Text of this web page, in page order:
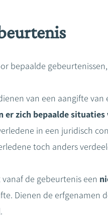
bepaalde
van een aangifte van
er zich bepaalde situaties
in een juridisch
toch anders
de gebeurtenis een
Dienen de erfgenamen